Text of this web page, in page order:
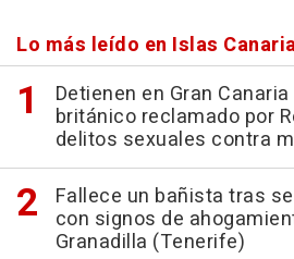
Lo más leído en Islas
Detienen en Gran
británico reclamado por
delitos sexuales contra
Fallece un bañista tras
con signos de
Granadilla (Tenerife)